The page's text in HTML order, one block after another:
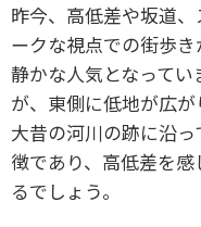
昨今、高低差や坂道
ークな視点での街歩き
静かな人気となって
が、東側に低地が広が
大昔の河川の跡に沿
徴であり、高低差を
るでしょう。